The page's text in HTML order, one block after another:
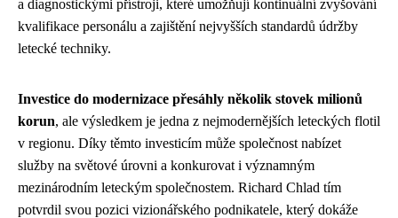
a diagnostickými přístroji, které umožňují kontinuální zvyšování
kvalifikace personálu a zajištění nejvyšších standardů údržby
letecké techniky.
Investice do modernizace přesáhly několik stovek milionů
korun, ale výsledkem je jedna z nejmodernějších leteckých flotil
v regionu. Díky těmto investicím může společnost nabízet
služby na světové úrovni a konkurovat i významným
mezinárodním leteckým společnostem. Richard Chlad tím
potvrdil svou pozici vizionářského podnikatele, který dokáže